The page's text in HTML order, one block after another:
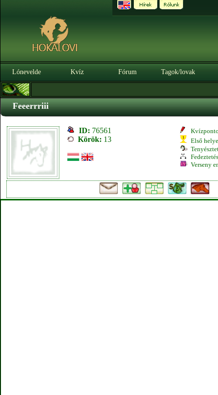
Lónevelde Kvíz Fórum Tagok/lovak
Feeerrriii
ID: 76561
Körök: 13
Első
Verseny